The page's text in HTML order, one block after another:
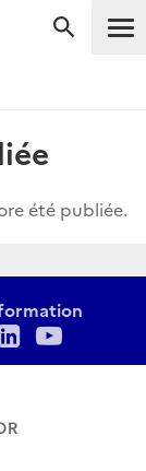
été publiée.
LinkedIn